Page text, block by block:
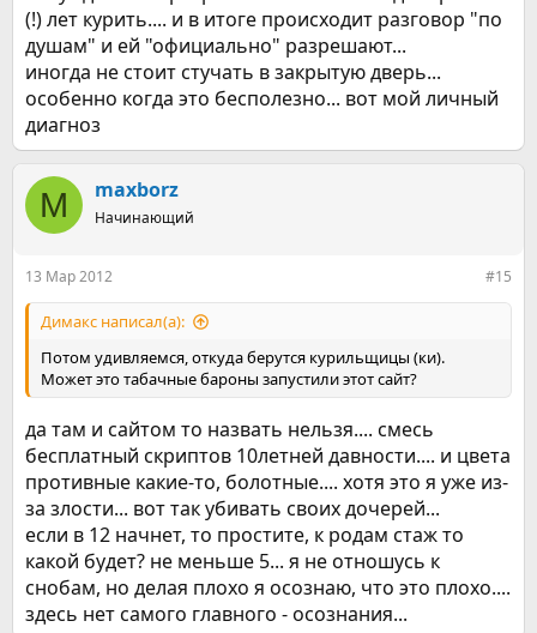
(!) лет курить.... и в итоге происходит разговор "по
душам" и ей "официально" разрешают...
иногда не стоит стучать в закрытую дверь...
особенно когда это бесполезно... вот мой личный
диагноз
M maxborz
Начинающий
13 Мар 2012 #15
Димакс написал(а):
Потом удивляемся, откуда берутся курильщицы (ки).
Может это табачные бароны запустили этот сайт?
да там и сайтом то назвать нельзя.... смесь
бесплатный скриптов 10летней давности.... и цвета
противные какие-то, болотные.... хотя это я уже из-
за злости... вот так убивать своих дочерей...
если в 12 начнет, то простите, к родам стаж то
какой будет? не меньше 5... я не отношусь к
снобам, но делая плохо я осознаю, что это плохо....
здесь нет самого главного - осознания...